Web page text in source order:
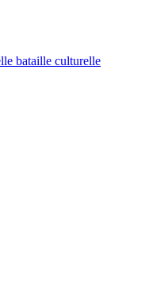
bataille culturelle